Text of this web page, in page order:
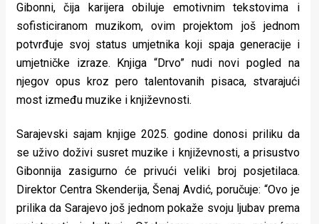
Gibonni, čija karijera obiluje emotivnim tekstovima i
sofisticiranom muzikom, ovim projektom još jednom
potvrđuje svoj status umjetnika koji spaja generacije i
umjetničke izraze. Knjiga “Drvo” nudi novi pogled na
njegov opus kroz pero talentovanih pisaca, stvarajući
most između muzike i književnosti.
Sarajevski sajam knjige 2025. godine donosi priliku da
se uživo doživi susret muzike i književnosti, a prisustvo
Gibonnija zasigurno će privući veliki broj posjetilaca.
Direktor Centra Skenderija, Šenaj Avdić, poručuje: “Ovo je
prilika da Sarajevo još jednom pokaže svoju ljubav prema